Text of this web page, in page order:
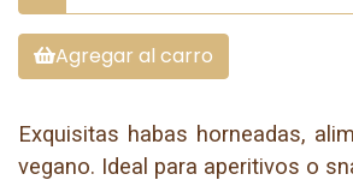
Agregar al carro
Exquisitas habas horneadas,
vegano. Ideal para aperitivos o